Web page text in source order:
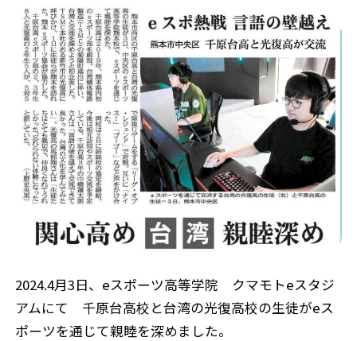
2024.4月3日、eスポーツ高等学院 クマモトeスタジ
アムにて 千原台高校と台湾の光復高校の生徒がeス
ポーツを通じて親睦を深めました。